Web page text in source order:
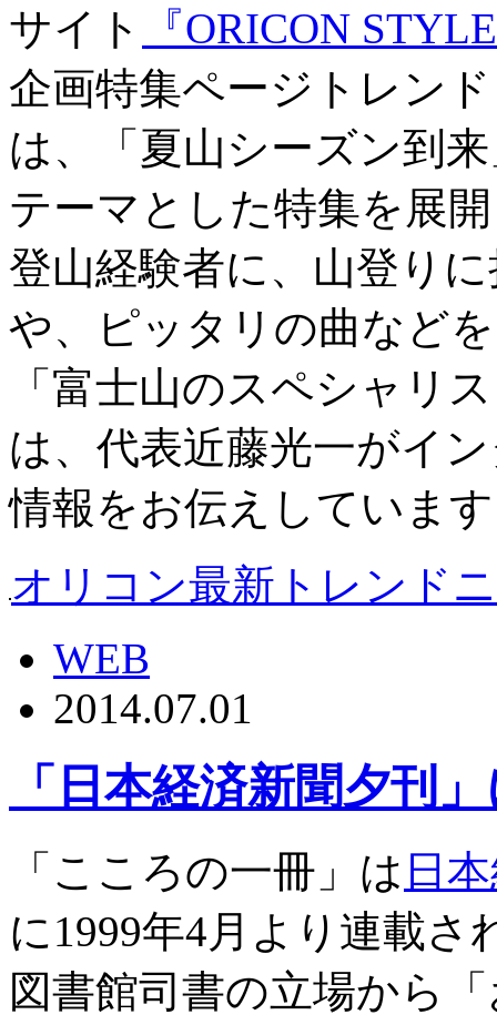
サイト
『ORICON
企画特集ページトレン
は、「夏山シーズン到
テーマとした特集を展
登山経験者に、山登り
や、ピッタリの曲など
「富士山のスペシャリ
は、代表近藤光一がイ
情報をお伝えしていま
オリコン最新トレンド
WEB
2014.07.01
「日本経済新聞夕刊
「こころの一冊」は 日
に1999年4月より連載
図書館司書の立場から